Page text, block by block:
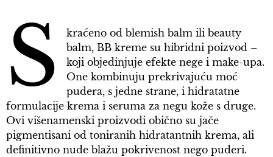
S
kraćeno od blemish balm ili beauty
balm, BB kreme su hibridni poizvod –
koji objedinjuje efekte nege i make-upa.
One kombinuju prekrivajuću moć
pudera, s jedne strane, i hidratatne
formulacije krema i seruma za negu kože s druge.
Ovi višenamenski proizvodi obično su jače
pigmentisani od toniranih hidratantnih krema, ali
definitivno nude blažu pokrivenost nego puderi.